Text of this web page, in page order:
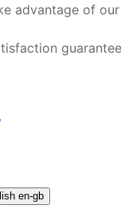
advantage of
en-gb